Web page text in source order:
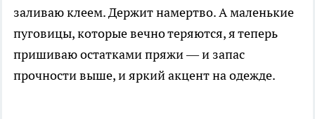
заливаю клеем. Держит намертво. А маленькие
пуговицы, которые вечно теряются, я теперь
пришиваю остатками пряжи — и запас
прочности выше, и яркий акцент на одежде.